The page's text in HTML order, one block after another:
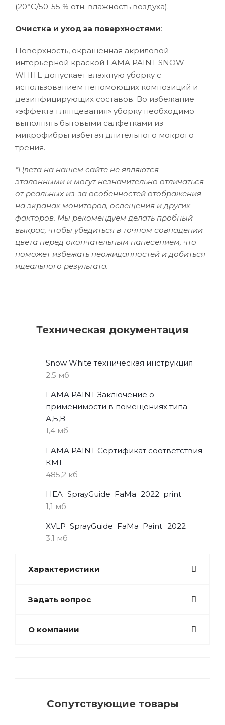
(20°C/50-55 % отн. влажность воздуха).
Очистка и уход за поверхностями:
Поверхность, окрашенная акриловой
интерьерной краской FAMA PAINT SNOW
WHITE допускает влажную уборку с
использованием пеномоющих композиций и
дезинфицирующих составов. Во избежание
«эффекта глянцевания» уборку необходимо
выполнять бытовыми салфетками из
микрофибры избегая длительного мокрого
трения.
*Цвета на нашем сайте не являются
эталонными и могут незначительно отличаться
от реальных из-за особенностей отображения
на экранах мониторов, освещения и других
факторов. Мы рекомендуем делать пробный
выкрас, чтобы убедиться в точном совпадении
цвета перед окончательным нанесением, что
поможет избежать неожиданностей и добиться
идеального результата.
Техническая документация
Snow White техническая инструкция
2,5 мб
FAMA PAINT Заключение о
применимости в помещениях типа
А,Б,В
1,4 мб
FAMA PAINT Сертификат соответствия
КМ1
485,2 кб
HEA_SprayGuide_FaMa_2022_print
1,1 мб
XVLP_SprayGuide_FaMa_Paint_2022
3,1 мб
Характеристики
Задать вопрос
О компании
Сопутствующие товары